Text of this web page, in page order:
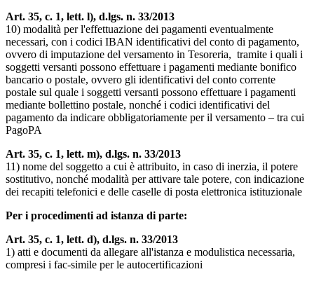
Art. 35, c. 1, lett. l), d.lgs. n. 33/2013
10) modalità per l'effettuazione dei pagamenti eventualmente
necessari, con i codici IBAN identificativi del conto di pagamento,
ovvero di imputazione del versamento in Tesoreria, tramite i quali i
soggetti versanti possono effettuare i pagamenti mediante bonifico
bancario o postale, ovvero gli identificativi del conto corrente
postale sul quale i soggetti versanti possono effettuare i pagamenti
mediante bollettino postale, nonché i codici identificativi del
pagamento da indicare obbligatoriamente per il versamento – tra cui
PagoPA
Art. 35, c. 1, lett. m), d.lgs. n. 33/2013
11) nome del soggetto a cui è attribuito, in caso di inerzia, il potere
sostitutivo, nonché modalità per attivare tale potere, con indicazione
dei recapiti telefonici e delle caselle di posta elettronica istituzionale
Per i procedimenti ad istanza di parte:
Art. 35, c. 1, lett. d), d.lgs. n. 33/2013
1) atti e documenti da allegare all'istanza e modulistica necessaria,
compresi i fac-simile per le autocertificazioni